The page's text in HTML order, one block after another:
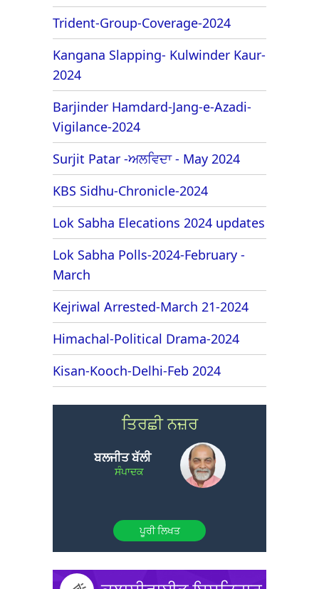
Trident-Group-Coverage-2024
Kangana Slapping- Kulwinder Kaur-
2024
Barjinder Hamdard-Jang-e-Azadi-
Vigilance-2024
Surjit Patar -ਅਲਵਿਦਾ - May 2024
KBS Sidhu-Chronicle-2024
Lok Sabha Elecations 2024 updates
Lok Sabha Polls-2024-February -
March
Kejriwal Arrested-March 21-2024
Himachal-Political Drama-2024
Kisan-Kooch-Delhi-Feb 2024
ਤਿਰਛੀ ਨਜ਼ਰ
ਬਲਜੀਤ ਬੱਲੀ
ਸੰਪਾਦਕ
ਪੂਰੀ ਲਿਖਤ